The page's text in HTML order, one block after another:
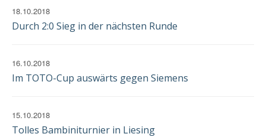
18.10.2018
Durch 2:0 Sieg in der nächsten Runde
16.10.2018
Im TOTO-Cup auswärts gegen Siemens
15.10.2018
Tolles Bambiniturnier in Liesing